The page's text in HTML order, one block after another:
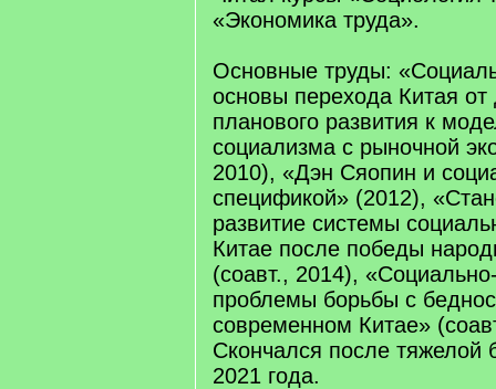
«Экономика труда».
Основные труды:
основы перехода Китая от
планового развития к
социализма с рыночной
2010), «Дэн Сяопин и
спецификой» (2012),
развитие системы
Китае после победы
(соавт., 2014),
проблемы борьбы с
современном Китае»
Скончался после тяжелой
2021 года.